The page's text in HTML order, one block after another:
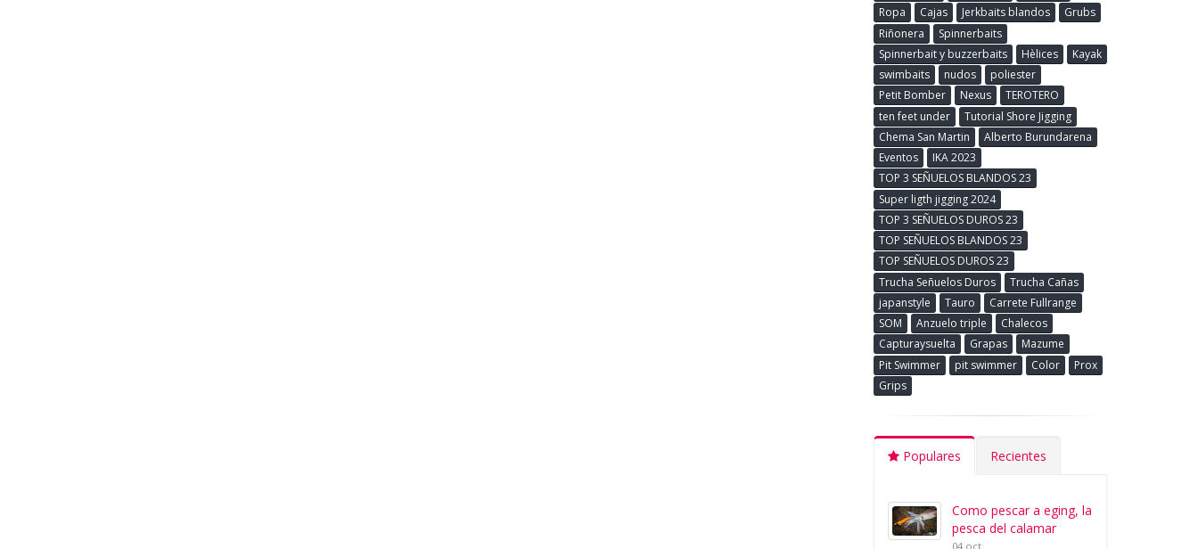
Ropa
Cajas Jerkbaits blandos
Grubs
Riñonera
Spinnerbaits
Spinnerbait y buzzerbaits
Hèlices
Kayak
swimbaits
nudos
poliester
Petit Bomber
Nexus
TEROTERO
ten feet under
Tutorial Shore Jigging
Chema San Martin
Alberto Burundarena
Eventos
IKA 2023
TOP 3 SEÑUELOS BLANDOS 23
Super ligth jigging 2024
TOP 3 SEÑUELOS DUROS 23
TOP SEÑUELOS BLANDOS 23
TOP SEÑUELOS DUROS 23
Trucha Señuelos Duros
Trucha Cañas
japanstyle
Tauro
Carrete Fullrange
SOM
Anzuelo triple
Chalecos
Capturaysuelta
Grapas
Mazume
Pit Swimmer
pit swimmer Color
Prox
Grips
Populares Recientes
Como pescar a eging, la
pesca del calamar
04 oct